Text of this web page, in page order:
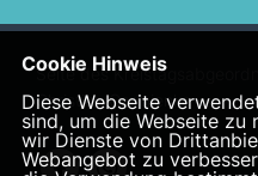
Seite des
Christian Carmienke
Cookie Hinweis
Diese Webseite
sind, um die Webseite zu
wir Dienste von
Webangebot zu